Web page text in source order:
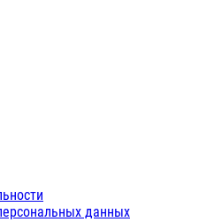
данных